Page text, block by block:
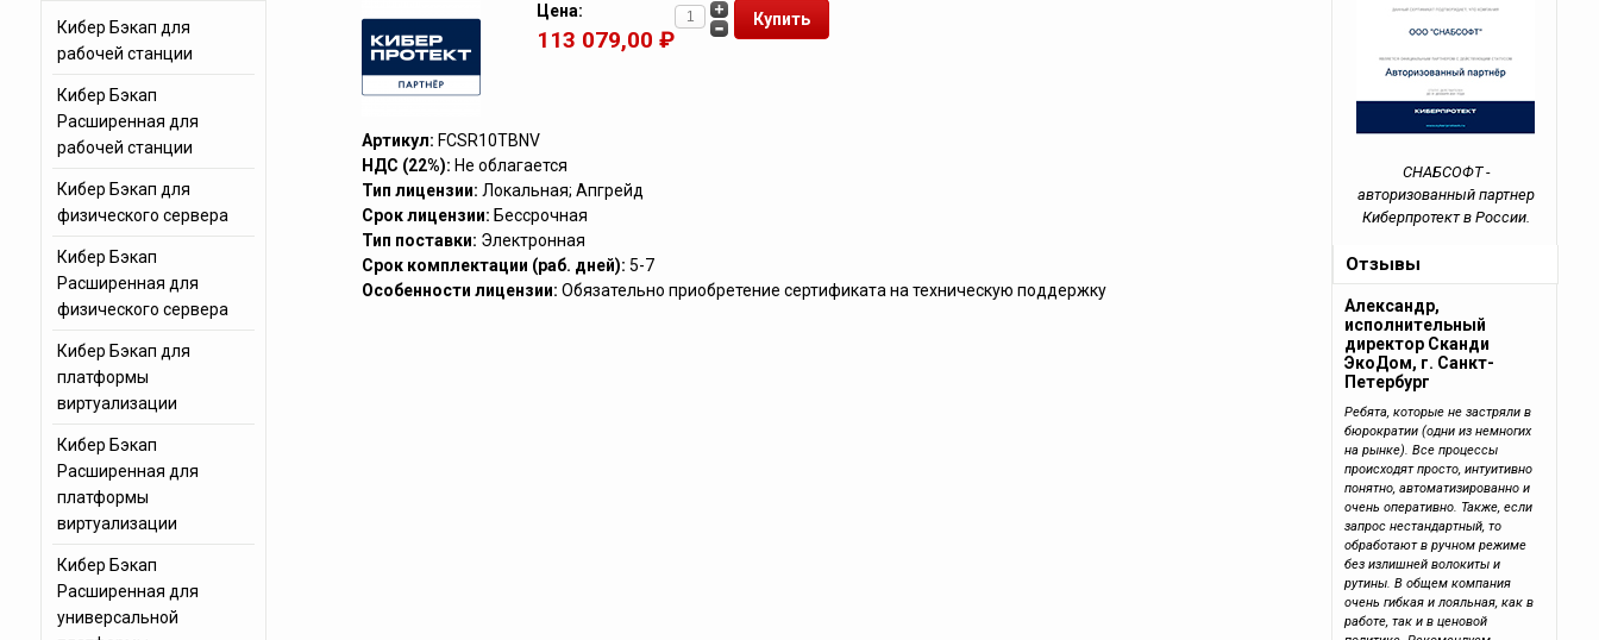
Цена:
113 079,00 ₽
Артикул: FCSR10TBNV
НДС (22%): Не облагается
Тип лицензии: Локальная; Апгрейд
Срок лицензии: Бессрочная
Тип поставки: Электронная
Срок комплектации (раб. дней): 5-7
Особенности лицензии: Обязательно приобретение сертификата на техническую поддержку
Кибер Бэкап для
рабочей станции
Кибер Бэкап
Расширенная для
рабочей станции
Кибер Бэкап для
физического сервера
Кибер Бэкап
Расширенная для
физического сервера
Кибер Бэкап для
платформы
виртуализации
Кибер Бэкап
Расширенная для
платформы
виртуализации
Кибер Бэкап
Расширенная для
универсальной
СНАБСОФТ -
авторизованный партнер
Киберпротект в России.
Отзывы
Александр,
исполнительный
директор Сканди
ЭкоДом, г. Санкт-
Петербург
Ребята, которые не застряли в
бюрократии (одни из немногих
на рынке). Все процессы
происходят просто, интуитивно
понятно, автоматизированно и
очень оперативно. Также, если
запрос нестандартный, то
обработают в ручном режиме
без излишней волокиты и
рутины. В общем компания
очень гибкая и лояльная, как в
работе, так и в ценовой